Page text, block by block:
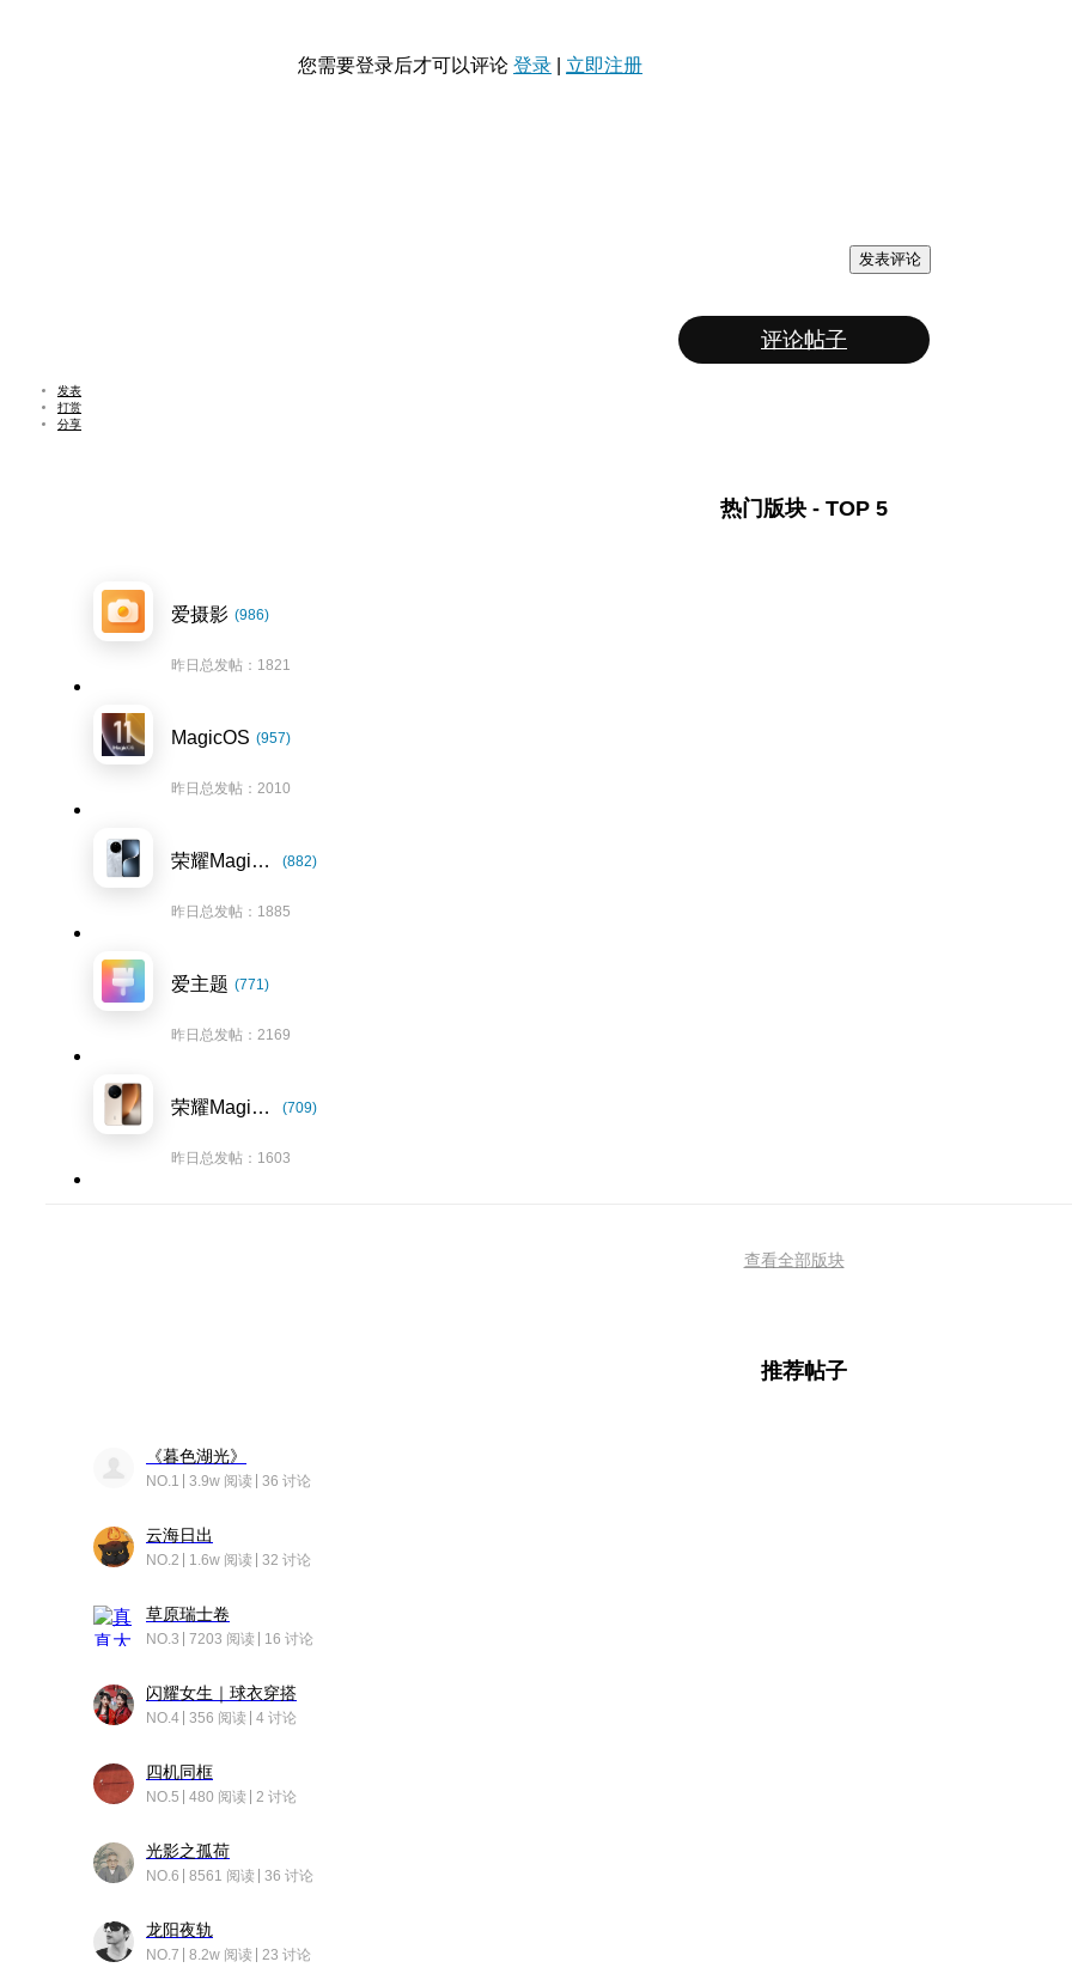
您需要登录后才可以评论 登录 立即注册
发表评论
评论帖子
发表
打赏
分享
热门版块 - TOP 5
爱摄影 (986)
昨日总发帖：1821
MagicOS (957)
昨日总发帖：2010
荣耀Magic7系列 (882)
昨日总发帖：1885
爱主题 (771)
昨日总发帖：2169
荣耀Magic8系列 (709)
昨日总发帖：1603
查看全部版块
推荐帖子
《暮色湖光》
NO.1 3.9w 阅读 36 讨论
云海日出
NO.2 1.6w 阅读 32 讨论
草原瑞士卷
NO.3 7203 阅读 16 讨论
闪耀女生｜球衣穿搭
NO.4 356 阅读 4 讨论
四机同框
NO.5 480 阅读 2 讨论
光影之孤荷
NO.6 8561 阅读 36 讨论
龙阳夜轨
NO.7 8.2w 阅读 23 讨论